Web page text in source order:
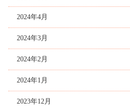
2024年4月
2024年3月
2024年2月
2024年1月
2023年12月